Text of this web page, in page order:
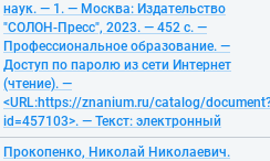
наук. — 1. — Москва: Издательство
"СОЛОН-Пресс", 2023. — 452 с. —
Профессиональное образование. —
Доступ по паролю из сети Интернет
(чтение). —
<URL:https://znanium.ru/catalog/
id=457103>. — Текст: электронный
Прокопенко, Николай Николаевич.